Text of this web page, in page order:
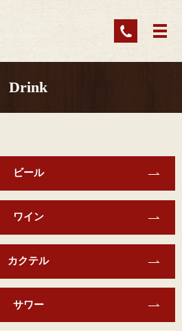
Drink
ビール
ワイン
カクテル
サワー